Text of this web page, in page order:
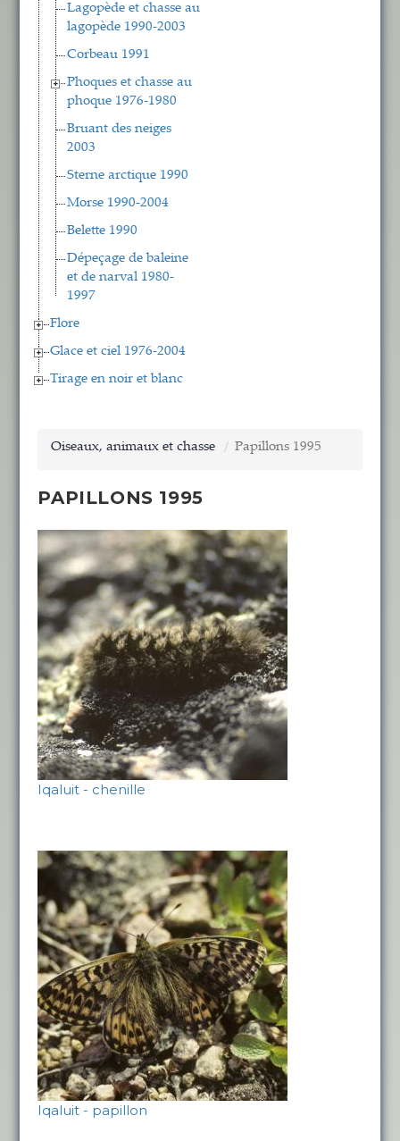
Lagopède et chasse au
lagopède 1990-2003
Corbeau 1991
Phoques et chasse au
phoque 1976-1980
Bruant des neiges
2003
Sterne arctique 1990
Morse 1990-2004
Belette 1990
Dépeçage de baleine
et de narval 1980-
1997
Flore
Glace et ciel 1976-2004
Tirage en noir et blanc
Oiseaux, animaux et chasse Papillons 1995
PAPILLONS 1995
Iqaluit - chenille
Iqaluit - papillon